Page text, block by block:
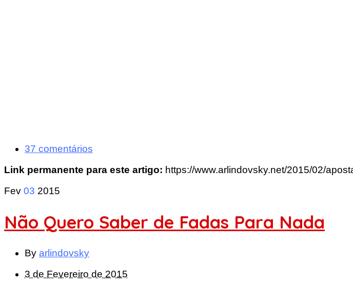
37 comentários
Link permanente para este artigo: https://www.arlindovsky.net/2015/02/
Fev 03 2015
Não Quero Saber de Fadas Para Nada
By arlindovsky
3 de Fevereiro de 2015